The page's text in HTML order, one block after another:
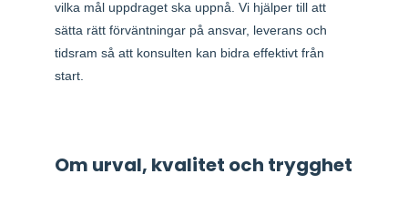
vilka mål uppdraget ska uppnå. Vi hjälper till att
sätta rätt förväntningar på ansvar, leverans och
tidsram så att konsulten kan bidra effektivt från
start.
Om urval, kvalitet och trygghet